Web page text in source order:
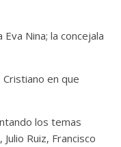
Nina; la concejala
en que
los temas
Ruiz, Francisco